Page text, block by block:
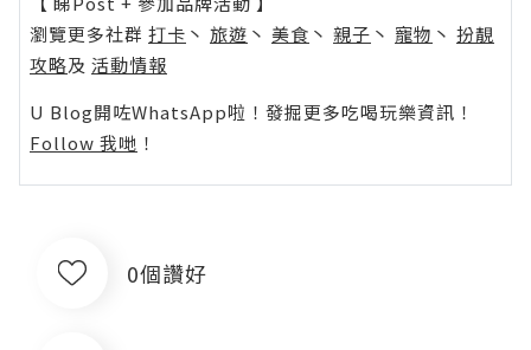
瀏覽更多社群 打卡 丶 旅遊 丶 美食 丶 親子 丶 寵物 丶 扮靚
攻略及 活動情報
U Blog開咗WhatsApp啦！發掘更多吃喝玩樂資訊！
Follow 我哋 ！
0個讚好